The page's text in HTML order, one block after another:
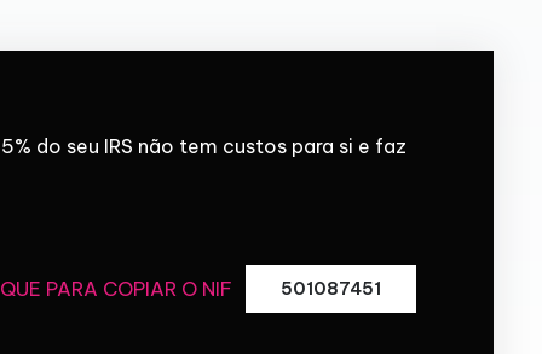
do seu IRS não tem custos para si e faz
PARA COPIAR O NIF 501087451